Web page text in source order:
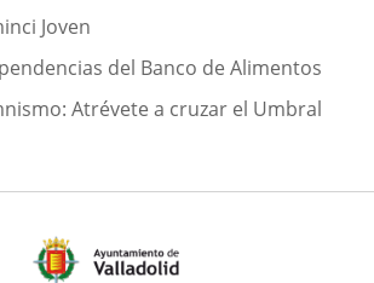
Joven
del Banco de Alimentos
Atrévete a cruzar el Umbral